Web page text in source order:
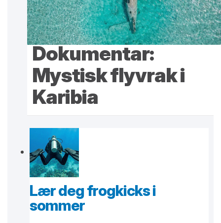
Dokumentar:
Mystisk flyvrak i
Karibia
Lær deg frogkicks i
sommer